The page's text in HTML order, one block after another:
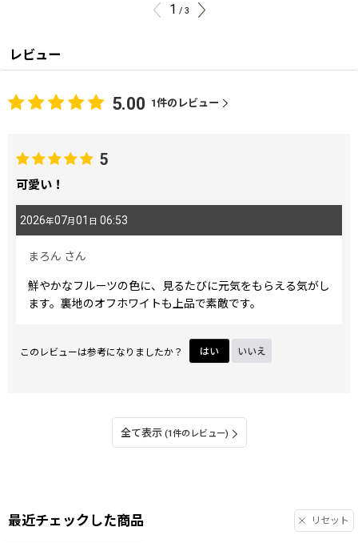
1 / 3
レビュー
5.00 1件のレビュー
5
可愛い！
2026年07月01 日 06:53
まろん さん
鮮やかなフルーツの色に、見るたびに元気をもらえる気がし
ます。裏地のオフホワイトも上品で素敵です。
このレビューは参考になりましたか？ はい いいえ
全て表示 (1件のレビュー)
最近チェックした商品 リセット